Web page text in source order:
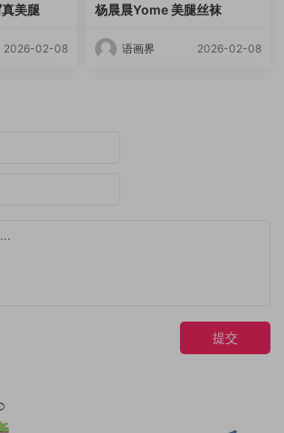
美腿
2026-02-08
杨晨晨Yome 美腿丝袜
语画界 2026-02-08
提交